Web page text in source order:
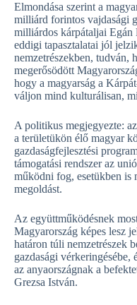
Elmondása szerint a
milliárd forintos vajdasági
milliárdos kárpátaljai Egán
eddigi tapasztalatai jól
nemzetrészekben, tudván,
megerősödött
hogy a magyarság a
váljon mind kulturálisan,
A politikus megjegyezte:
a területükön élő magyar
gazdaságfejlesztési
támogatási rendszer az
működni fog, esetükben is
megoldást.
Az együttműködésnek
Magyarország képes lesz
határon túli nemzetrészek
gazdasági vérkeringésébe,
az anyaországnak a
Grezsa István.